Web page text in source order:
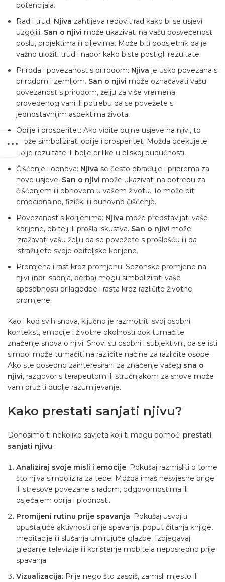
potencijala.
Rad i trud: Njiva zahtijeva redovit rad kako bi se usjevi
uzgojili. San o njivi može ukazivati ​​na vašu posvećenost
poslu, projektima ili ciljevima. Može biti podsjetnik da je
važno uložiti trud i napor kako biste postigli rezultate.
Priroda i povezanost s prirodom: Njiva je usko povezana s
prirodom i zemljom. San o njivi može označavati vašu
povezanost s prirodom, želju za više vremena
provedenog vani ili potrebu da se povežete s
jednostavnijim aspektima života.
Obilje i prosperitet: Ako vidite bujne usjeve na njivi, to
može simbolizirati obilje i prosperitet. Možda očekujete
bolje rezultate ili bolje prilike u bliskoj budućnosti.
Čišćenje i obnova: Njiva se često obrađuje i priprema za
nove usjeve. San o njivi može ukazivati ​​na potrebu za
čišćenjem ili obnovom u vašem životu. To može biti
emocionalno, fizički ili duhovno čišćenje.
Povezanost s korijenima: Njiva može predstavljati vaše
korijene, obitelj ili prošla iskustva. San o njivi može
izražavati vašu želju da se povežete s prošlošću ili da
istražujete svoje obiteljske korijene.
Promjena i rast kroz promjenu: Sezonske promjene na
njivi (npr. sadnja, berba) mogu simbolizirati vaše
sposobnosti prilagodbe i rasta kroz različite životne
promjene.
Kao i kod svih snova, ključno je razmotriti svoj osobni
kontekst, emocije i životne okolnosti dok tumačite
značenje snova o njivi. Snovi su osobni i subjektivni, pa se isti
simbol može tumačiti na različite načine za različite osobe.
Ako ste posebno zainteresirani za značenje vašeg sna o
njivi, razgovor s terapeutom ili stručnjakom za snove može
vam pružiti dublje razumijevanje.
Kako prestati sanjati njivu?
Donosimo ti nekoliko savjeta koji ti mogu pomoći prestati
sanjati njivu:
Analiziraj svoje misli i emocije: Pokušaj razmisliti o tome
što njiva simbolizira za tebe. Možda imaš nesvjesne brige
ili stresove povezane s radom, odgovornostima ili
osjećajem obilja i plodnosti.
Promijeni rutinu prije spavanja: Pokušaj usvojiti
opuštajuće aktivnosti prije spavanja, poput čitanja knjige,
meditacije ili slušanja umirujuće glazbe. Izbjegavaj
gledanje televizije ili korištenje mobitela neposredno prije
spavanja.
Vizualizacija: Prije nego što zaspiš, zamisli mjesto ili